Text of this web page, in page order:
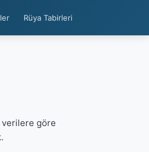
Rüya Tabirleri
verilere göre